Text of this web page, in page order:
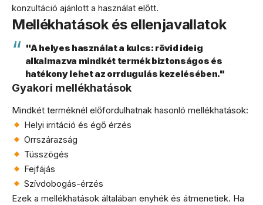
konzultáció ajánlott a használat előtt.
Mellékhatások és ellenjavallatok
"A helyes használat a kulcs: rövid ideig
alkalmazva mindkét termék biztonságos és
hatékony lehet az orrdugulás kezelésében."
Gyakori mellékhatások
Mindkét terméknél előfordulhatnak hasonló mellékhatások:
Helyi irritáció és égő érzés
Orrszárazság
Tüsszögés
Fejfájás
Szívdobogás-érzés
Ezek a mellékhatások általában enyhék és átmenetiek. Ha